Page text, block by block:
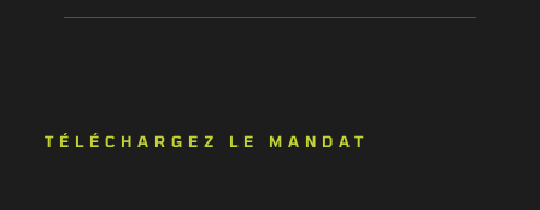
TÉLÉCHARGEZ LE MANDAT